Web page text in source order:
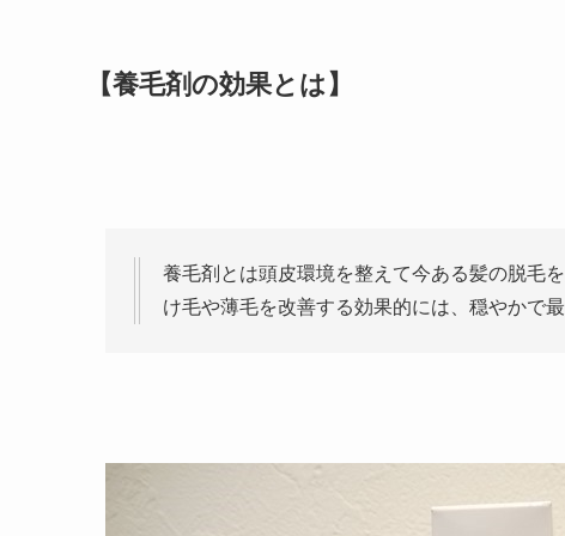
【養毛剤の効果とは】
養毛剤とは頭皮環境を整えて今ある髪の脱毛
け毛や薄毛を改善する効果的には、穏やかで